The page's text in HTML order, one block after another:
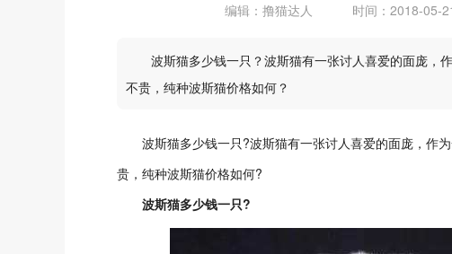
编辑：撸猫达人 时间：2018-05-
波斯猫多少钱一只？波斯猫有一张讨人喜爱的面庞，
不贵，纯种波斯猫价格如何？
波斯猫多少钱一只?波斯猫有一张讨人喜爱的面庞，作
贵，纯种波斯猫价格如何?
波斯猫多少钱一只?